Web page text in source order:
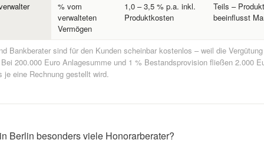
% vom
verwalteten
Vermögen
1,0 – 3,5 % p.a. inkl.
Produktkosten
Teils –
beeinflusst
Bankberater sind für den Kunden scheinbar kostenlos – weil die
200.000 Euro Anlagesumme und 1 % Bestandsprovision fließen 2.000
je eine Rechnung gestellt wird.
Berlin besonders viele Honorarberater?